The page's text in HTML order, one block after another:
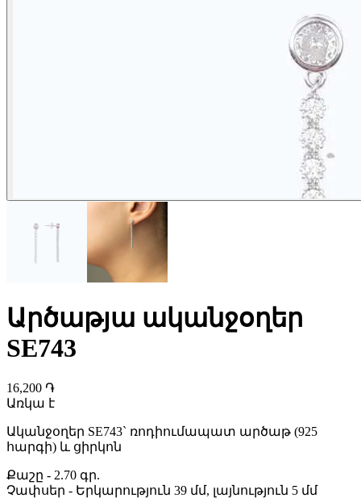
Արծաթյա ականջօղեր
SE743
16,200 ֏
Առկա է
Ականջօղեր SE743` ռոդիումապատ արծաթ (925
հարգի) և ցիրկոն
Քաշը - 2.70 գր.
Չափսեր - Երկարություն 39 մմ, լայնություն 5 մմ